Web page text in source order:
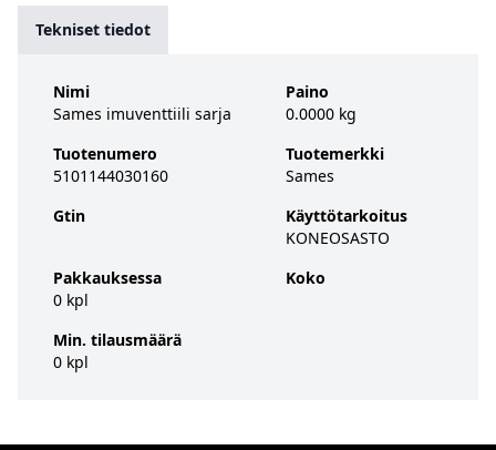
Tekniset tiedot
Nimi
Sames imuventtiili sarja
Tuotenumero
5101144030160
Gtin
Pakkauksessa
0 kpl
Min. tilausmäärä
0 kpl
Paino
0.0000 kg
Tuotemerkki
Sames
Käyttötarkoitus
KONEOSASTO
Koko